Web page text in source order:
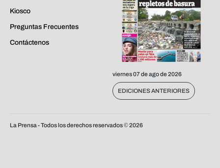
Kiosco
Preguntas Frecuentes
Contáctenos
viernes 07 de ago de 2026
EDICIONES ANTERIORES
La Prensa - Todos los derechos reservados ©2026